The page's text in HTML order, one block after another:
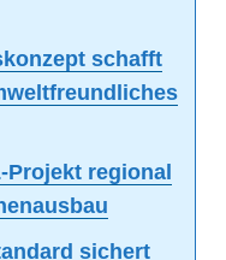
schafft
Projekt regional
sichert